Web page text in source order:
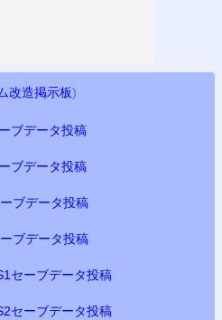
改造掲示板)
ブデータ投稿
ブデータ投稿
ブデータ投稿
ブデータ投稿
1セーブデータ投稿
セーブデータ投稿